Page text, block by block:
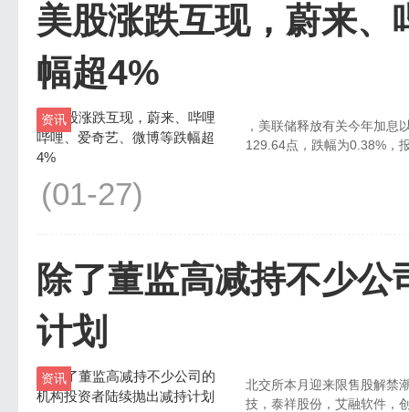
美股涨跌互现，蔚来
幅超4%
资讯
，美联储释放有关今年加息
129.64点，跌幅为0.38%，
(01-27)
除了董监高减持不少
计划
资讯
北交所本月迎来限售股解禁
技，泰祥股份，艾融软件，